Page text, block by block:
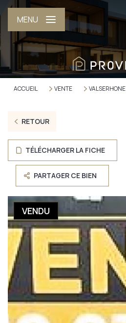
MENU
ACCUEIL VENTE VALSERHONE
RETOUR
TÉLÉCHARGER LA FICHE
PARTAGER CE BIEN
VENDU